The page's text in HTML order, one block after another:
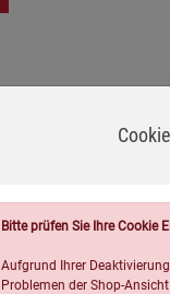
Bitte prüfen Sie Ihre Cookie
Aufgrund Ihrer
Problemen der Shop-